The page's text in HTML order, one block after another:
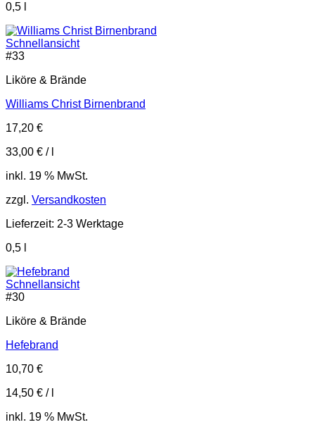
0,5
Schnellansicht
#33
Liköre & Brände
Williams Christ Birnenbrand
17,20 €
33,00 € /
inkl. 19 % MwSt.
zzgl. Versandkosten
Lieferzeit: 2-3 Werktage
0,5
Schnellansicht
#30
Liköre & Brände
Hefebrand
10,70 €
14,50 € /
inkl. 19 % MwSt.